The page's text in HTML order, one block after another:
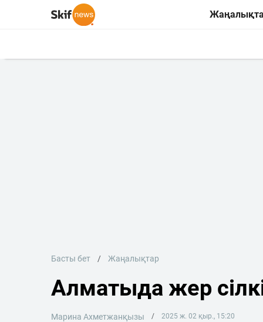
Басты бет Жаңалықтар
Алматыда жер
Марина Ахметжанқызы 2025 ж. 02 қыр., 15:20